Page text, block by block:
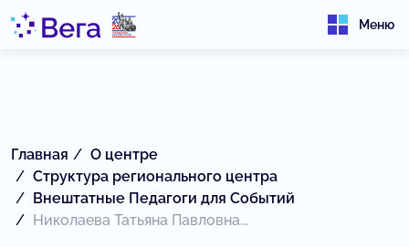
Меню
Главная
О центре
Структура регионального центра
Внештатные Педагоги для Событий
Николаева Татьяна Павловна...